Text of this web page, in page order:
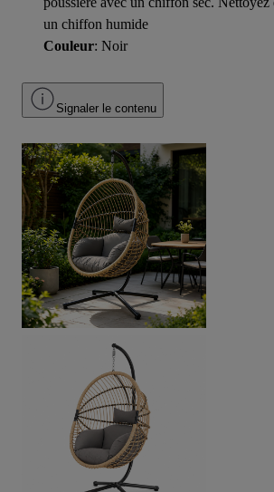
un chiffon humide
Couleur: Noir
Signaler le contenu